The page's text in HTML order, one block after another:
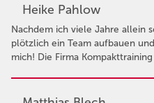
Heike Pahlow
Nachdem ich viele Jahre allein
plötzlich ein Team aufbauen
mich! Die Firma